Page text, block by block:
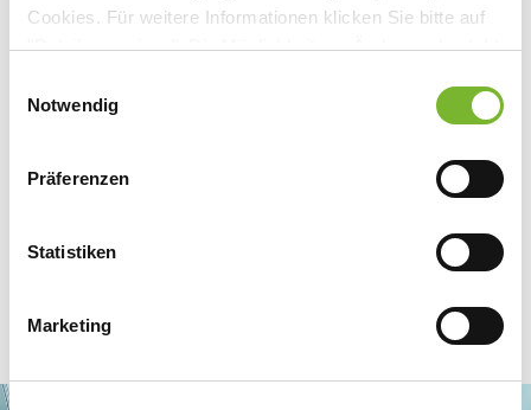
Cookies. Für weitere Informationen klicken Sie bitte auf
"Details anzeigen". Die Möglichkeit zur Änderung besteht
Datenschutzerklärung
Notwendig
Präferenzen
Statistiken
Marketing
Zurück zur Übersicht
Für weitere Informationen wenden Sie sich bitte direkt an den jeweiligen